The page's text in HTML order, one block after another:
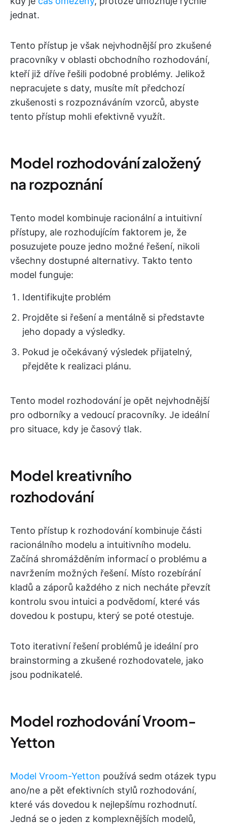
jednat.
Tento přístup je však nejvhodnější pro zkušené
pracovníky v oblasti obchodního rozhodování,
kteří již dříve řešili podobné problémy. Jelikož
nepracujete s daty, musíte mít předchozí
zkušenosti s rozpoznáváním vzorců, abyste
tento přístup mohli efektivně využít.
Model rozhodování založený
na rozpoznání
Tento model kombinuje racionální a intuitivní
přístupy, ale rozhodujícím faktorem je, že
posuzujete pouze jedno možné řešení, nikoli
všechny dostupné alternativy. Takto tento
model funguje:
Identifikujte problém
Projděte si řešení a mentálně si představte
jeho dopady a výsledky.
Pokud je očekávaný výsledek přijatelný,
přejděte k realizaci plánu.
Tento model rozhodování je opět nejvhodnější
pro odborníky a vedoucí pracovníky. Je ideální
pro situace, kdy je časový tlak.
Model kreativního
rozhodování
Tento přístup k rozhodování kombinuje části
racionálního modelu a intuitivního modelu.
Začíná shromážděním informací o problému a
navržením možných řešení. Místo rozebírání
kladů a záporů každého z nich necháte převzít
kontrolu svou intuici a podvědomí, které vás
dovedou k postupu, který se poté otestuje.
Toto iterativní řešení problémů je ideální pro
brainstorming a zkušené rozhodovatele, jako
jsou podnikatelé.
Model rozhodování Vroom-
Yetton
Model Vroom-Yetton používá sedm otázek typu
ano/ne a pět efektivních stylů rozhodování,
které vás dovedou k nejlepšímu rozhodnutí.
Jedná se o jeden z komplexnějších modelů,